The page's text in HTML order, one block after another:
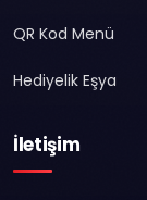
QR Kod Menü
Hediyelik Eşya
İletişim